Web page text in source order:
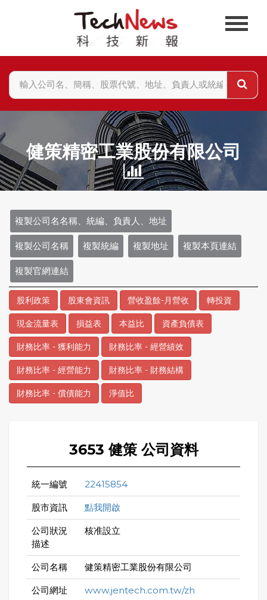
健策精密工業股份有限公司
複製公司名名稱、統編、負責人、地址
複製公司名稱 複製統編 複製地址 複製本頁連結
複製官網連結
股利政策 股東會資訊 營收盈餘-月營收 轉投資
現金流量表 損益表 本益比 資產負債表
財務比率 - 獲利能力 財務比率 - 經營績效
財務比率 - 經營能力 財務比率 - 財務結構
財務比率 - 償債能力 淨值比
3653 健策 公司資料
統一編號 22415854
股市資訊 點我開啟
公司狀況
描述
核准設立
公司名稱 健策精密工業股份有限公司
公司網址 www.jentech.com.tw/zh